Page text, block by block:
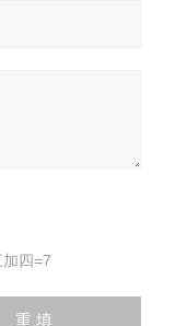
四=7